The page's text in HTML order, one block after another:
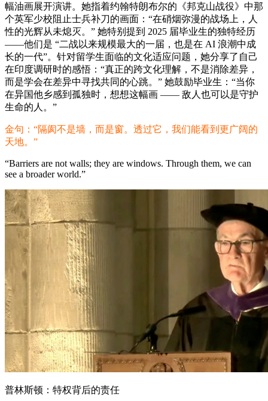
幅油画展开演讲。她指着约翰特朗布尔的《邦克山战役》中那
个英军少校阻止士兵补刀的画面：“在硝烟弥漫的战场上，人
性的光辉从未熄灭。” 她特别提到 2025 届毕业生的独特经历
——他们是 “二战以来规模最大的一届，也是在 AI 浪潮中成
长的一代”。针对留学生面临的文化适应问题，她分享了自己
在印度调研时的感悟：“真正的跨文化理解，不是消除差异，
而是学会在差异中寻找共同的心跳。” 她鼓励毕业生：“当你
在异国他乡感到孤独时，想想这幅画 —— 敌人也可以是守护
生命的人。”
金句：“隔阂不是墙，而是窗。透过它，我们能看到更广阔的
天地。”
“Barriers are not walls; they are windows. Through them, we can
see a broader world.”
普林斯顿：特权背后的责任